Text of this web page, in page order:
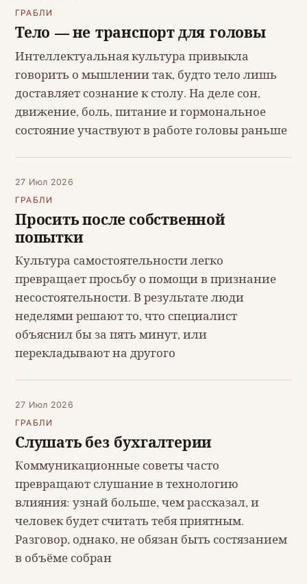
ГРАБЛИ
Тело — не транспорт для головы
Интеллектуальная культура привыкла
говорить о мышлении так, будто тело лишь
доставляет сознание к столу. На деле сон,
движение, боль, питание и гормональное
состояние участвуют в работе головы раньше
27 Июл 2026
ГРАБЛИ
Просить после собственной
попытки
Культура самостоятельности легко
превращает просьбу о помощи в признание
несостоятельности. В результате люди
неделями решают то, что специалист
объяснил бы за пять минут, или
перекладывают на другого
27 Июл 2026
ГРАБЛИ
Слушать без бухгалтерии
Коммуникационные советы часто
превращают слушание в технологию
влияния: узнай больше, чем рассказал, и
человек будет считать тебя приятным.
Разговор, однако, не обязан быть состязанием
в объёме собран